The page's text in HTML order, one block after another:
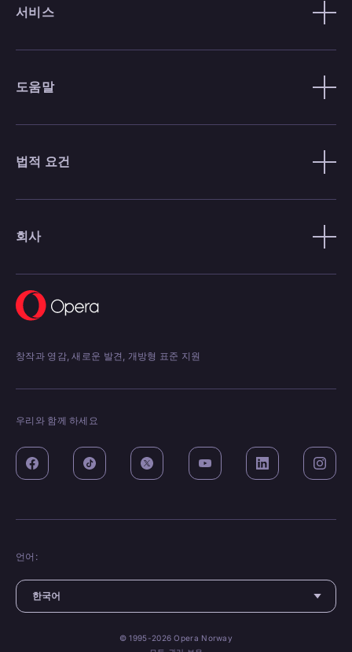
서비스
도움말
법적 요건
회사
창작과 영감, 새로운 발견, 개방형 표준 지원
우리와 함께 하세요
© 1995-2026 Opera Norway
언어: